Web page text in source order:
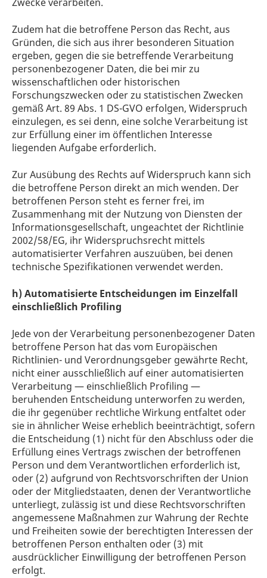
Zudem hat die betroffene Person das Recht, aus
Gründen, die sich aus ihrer besonderen Situation
ergeben, gegen die sie betreffende Verarbeitung
personenbezogener Daten, die bei mir zu
wissenschaftlichen oder historischen
Forschungszwecken oder zu statistischen Zwecken
gemäß Art. 89 Abs. 1 DS-GVO erfolgen, Widerspruch
einzulegen, es sei denn, eine solche Verarbeitung ist
zur Erfüllung einer im öffentlichen Interesse
liegenden Aufgabe erforderlich.
Zur Ausübung des Rechts auf Widerspruch kann sich
die betroffene Person direkt an mich wenden. Der
betroffenen Person steht es ferner frei, im
Zusammenhang mit der Nutzung von Diensten der
Informationsgesellschaft, ungeachtet der Richtlinie
2002/58/EG, ihr Widerspruchsrecht mittels
automatisierter Verfahren auszuüben, bei denen
technische Spezifikationen verwendet werden.
h) Automatisierte Entscheidungen im Einzelfall
einschließlich Profiling
Jede von der Verarbeitung personenbezogener Daten
betroffene Person hat das vom Europäischen
Richtlinien- und Verordnungsgeber gewährte Recht,
nicht einer ausschließlich auf einer automatisierten
Verarbeitung — einschließlich Profiling —
beruhenden Entscheidung unterworfen zu werden,
die ihr gegenüber rechtliche Wirkung entfaltet oder
sie in ähnlicher Weise erheblich beeinträchtigt, sofern
die Entscheidung (1) nicht für den Abschluss oder die
Erfüllung eines Vertrags zwischen der betroffenen
Person und dem Verantwortlichen erforderlich ist,
oder (2) aufgrund von Rechtsvorschriften der Union
oder der Mitgliedstaaten, denen der Verantwortliche
unterliegt, zulässig ist und diese Rechtsvorschriften
angemessene Maßnahmen zur Wahrung der Rechte
und Freiheiten sowie der berechtigten Interessen der
betroffenen Person enthalten oder (3) mit
ausdrücklicher Einwilligung der betroffenen Person
erfolgt.